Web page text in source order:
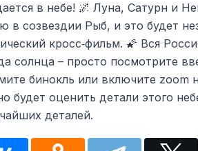
в небе! 🌌 Луна, Сатурн и
в созвездии Рыб, и это будет
кросс‑фильм. 🌠 Вся
солнца – просто посмотрите
бинокль или включите zoom
будет оценить детали этого
деталей.